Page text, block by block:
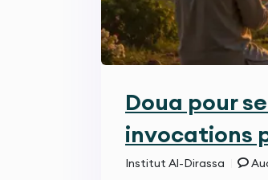
Doua pour
invocations
Institut Al-Dirassa